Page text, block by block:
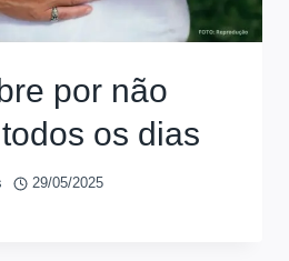
por não
os dias
29/05/2025